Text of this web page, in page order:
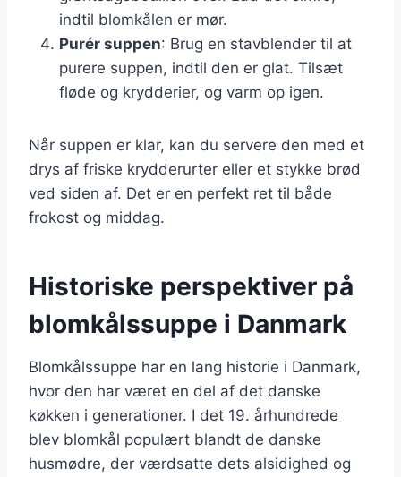
indtil blomkålen er mør.
Purér suppen: Brug en stavblender til at
purere suppen, indtil den er glat. Tilsæt
fløde og krydderier, og varm op igen.
Når suppen er klar, kan du servere den med et
drys af friske krydderurter eller et stykke brød
ved siden af. Det er en perfekt ret til både
frokost og middag.
Historiske perspektiver på
blomkålssuppe i Danmark
Blomkålssuppe har en lang historie i Danmark,
hvor den har været en del af det danske
køkken i generationer. I det 19. århundrede
blev blomkål populært blandt de danske
husmødre, der værdsatte dets alsidighed og